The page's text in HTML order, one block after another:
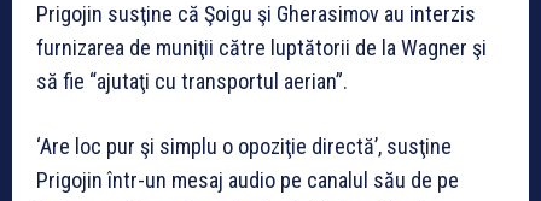
Prigojin susţine că Şoigu şi Gherasimov au interzis
furnizarea de muniţii către luptătorii de la Wagner şi
să fie “ajutaţi cu transportul aerian”.
‘Are loc pur şi simplu o opoziţie directă’, susţine
Prigojin într-un mesaj audio pe canalul său de pe